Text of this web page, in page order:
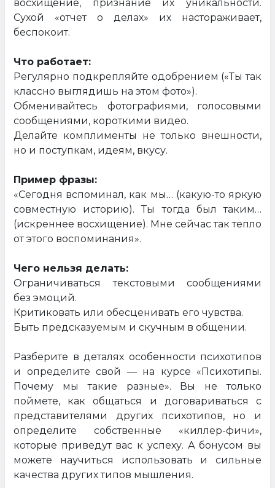
восхищение, признание их уникальности.
Сухой «отчет о делах» их настораживает,
беспокоит.
Что работает:
Регулярно подкрепляйте одобрением («Ты так
классно выглядишь на этом фото»).
Обменивайтесь фотографиями, голосовыми
сообщениями, короткими видео.
Делайте комплименты не только внешности,
но и поступкам, идеям, вкусу.
Пример фразы:
«Сегодня вспоминал, как мы… (какую-то яркую
совместную историю). Ты тогда был таким…
(искреннее восхищение). Мне сейчас так тепло
от этого воспоминания».
Чего нельзя делать:
Ограничиваться текстовыми сообщениями
без эмоций.
Критиковать или обесценивать его чувства.
Быть предсказуемым и скучным в общении.
Разберите в деталях особенности психотипов
и определите свой — на курсе «Психотипы.
Почему мы такие разные». Вы не только
поймете, как общаться и договариваться с
представителями других психотипов, но и
определите собственные «киллер-фичи»,
которые приведут вас к успеху. А бонусом вы
можете научиться использовать и сильные
качества других типов мышления.